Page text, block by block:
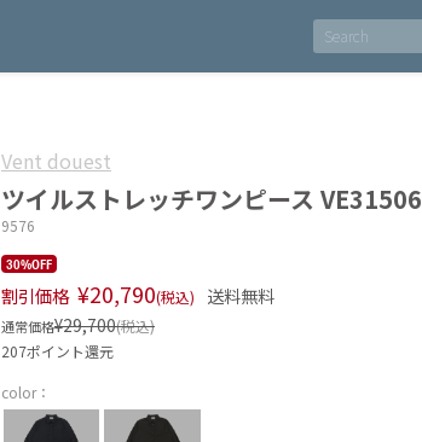
Vent douest
ツイルストレッチワンピース VE31506
9576
30%OFF
割引価格 ¥20,790(税込) 送料無料
通常価格¥29,700(税込)
207ポイント還元
color：